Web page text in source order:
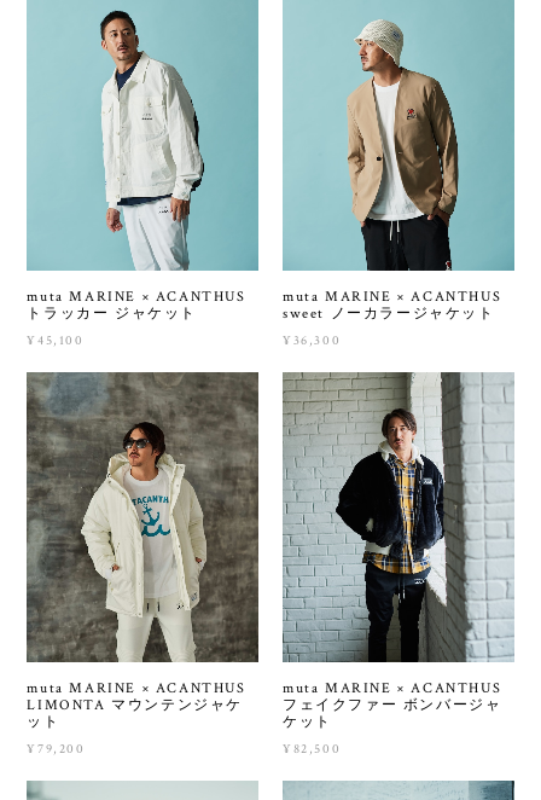
muta MARINE × ACANTHUS
トラッカー ジャケット
¥45,100
muta MARINE × ACANTHUS
sweet ノーカラージャケット
¥36,300
muta MARINE × ACANTHUS
LIMONTA マウンテンジャケ
ット
¥79,200
muta MARINE × ACANTHUS
フェイクファー ボンバージャ
ケット
¥82,500